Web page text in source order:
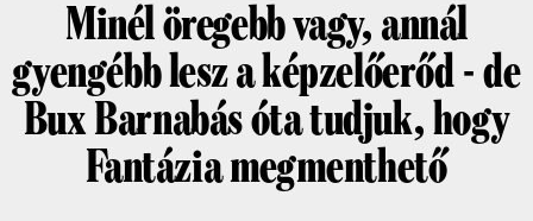
Minél öregebb vagy, annál
gyengébb lesz a képzelőerőd - de
Bux Barnabás óta tudjuk, hogy
Fantázia megmenthető